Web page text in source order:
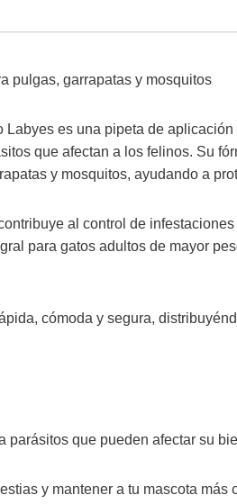
pulgas, garrapatas y mosquitos
Labyes es una pipeta de
que afectan a los felinos. Su
y mosquitos, ayudando a
al control de
para gatos adultos de mayor
cómoda y segura,
parásitos que pueden afectar su
y mantener a tu mascota más